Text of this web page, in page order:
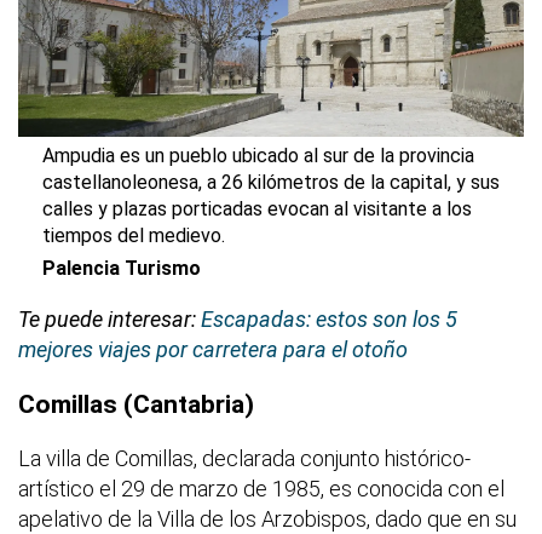
Ampudia es un pueblo ubicado al sur de la provincia
castellanoleonesa, a 26 kilómetros de la capital, y sus
calles y plazas porticadas evocan al visitante a los
tiempos del medievo.
Palencia Turismo
Te puede interesar:Escapadas: estos son los 5
mejores viajes por carretera para el otoño
Comillas (Cantabria)
La villa de Comillas, declarada conjunto histórico-
artístico el 29 de marzo de 1985, es conocida con el
apelativo de la Villa de los Arzobispos, dado que en su